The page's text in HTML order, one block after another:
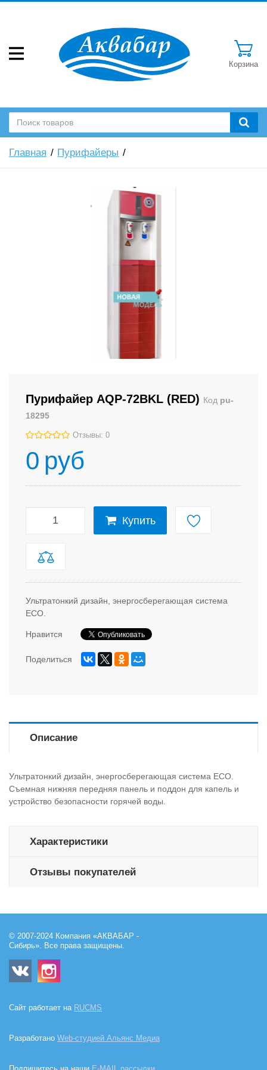
Корзина
Главная Пурифайеры
Пурифайер AQP-72BKL (RED) Код pu-
18295
Отзывы: 0
0 руб
Купить
Ультратонкий дизайн, энергосберегающая система
ECO.
Нравится
Поделиться
Описание
Ультратонкий дизайн, энергосберегающая система ECO.
Съемная нижняя передняя панель и поддон для капель и
устройство безопасности горячей воды.
Характеристики
Отзывы покупателей
© 2007-2024 Компания «АКВАБАР -
Сибирь». Все права защищены.
Сайт работает на RUCMS
Разработано Web-студией Альянс Медиа